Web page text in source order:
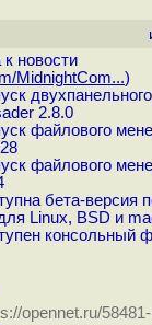
новости
MidnightCom...)
2.8.0
файлового
файлового
бета-версия
Linux, BSD и
консольный
opennet.ru/